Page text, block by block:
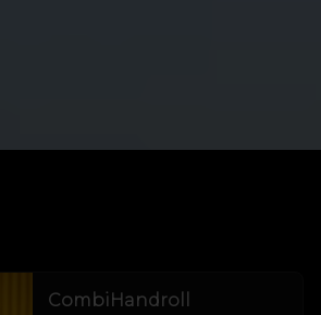
CombiHandroll